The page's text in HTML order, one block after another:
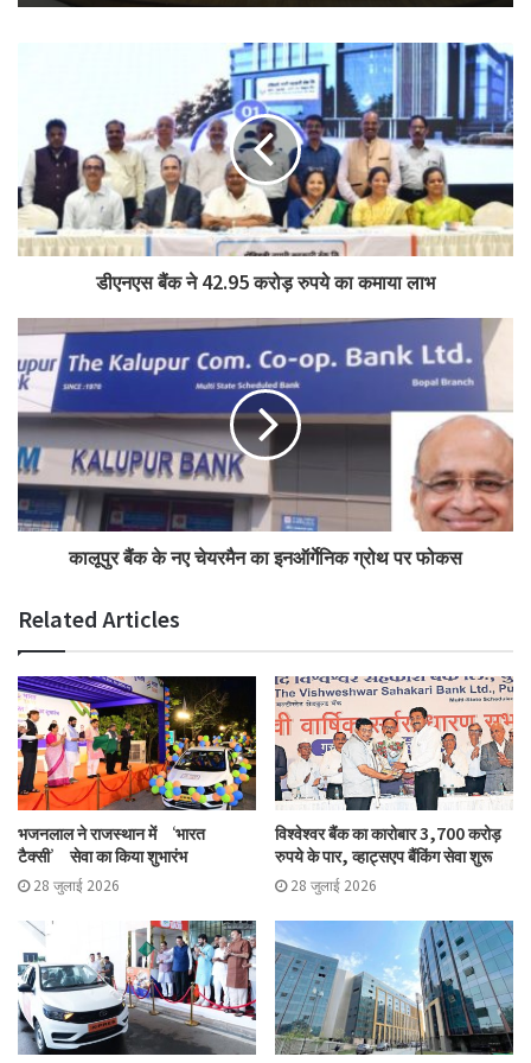
तकनीक और जल-संरक्षण आधारित खेती पर प्रशिक्षण देने की घोषणा की। उन्होंने
कहा कि कृषि विज्ञान केंद्रों और विशेषज्ञ संस्थानों के सहयोग से नियमित प्रशिक्षण
कार्यक्रम भी आयोजित किए जाएंगे।
ग्रामीण विकास और महिला सशक्तिकरण को अभियान से जोड़ते हुए चौहान ने कहा कि
स्वयं सहायता समूहों के माध्यम से महिलाओं को स्वरोजगार और आयवर्धन गतिविधियों से
जोड़ा जाएगा। पात्र महिलाओं को प्रशिक्षण, वित्तीय सहायता और लघु उद्यमों के लिए
सहयोग उपलब्ध कराया जाएगा।
उन्होंने युवाओं के कौशल विकास, मार्गदर्शन और रोजगार के अवसरों को बढ़ाने पर भी
जोर दिया और कहा कि ग्रामीण विकास केवल आधारभूत संरचना तक सीमित नहीं है,
बल्कि गांवों में आर्थिक आत्मनिर्भरता और आजीविका सृजन भी उतना ही महत्वपूर्ण है।
कार्यक्रम में बड़ी संख्या में किसान, कृषि वैज्ञानिक, कृषि विज्ञान केंद्रों के विशेषज्ञ,
जनप्रतिनिधि तथा प्रशासनिक अधिकारी उपस्थित थे। इस अवसर पर कुपोषित
बच्चों को पोषण किट भी वितरित की गईं।
डीएनएस बैंक ने 42.95 करोड़ रुपये का कमाया लाभ
कालूपुर बैंक के नए चेयरमैन का इनऑर्गेनिक ग्रोथ पर फोकस
Related Articles
भजनलाल ने राजस्थान में ‘भारत
टैक्सी’ सेवा का किया शुभारंभ
28 जुलाई 2026
विश्वेश्वर बैंक का कारोबार 3,700 करोड़
रुपये के पार, व्हाट्सएप बैंकिंग सेवा शुरू
28 जुलाई 2026